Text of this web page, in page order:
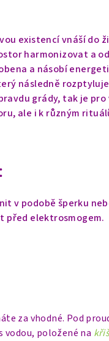
existencí vnáší do
harmonizovat a
a násobí
následně
grády, tak je
ale i k různým
v podobě šperku
před elektrosmogem.
za vhodné. Pod
vodou, položené na